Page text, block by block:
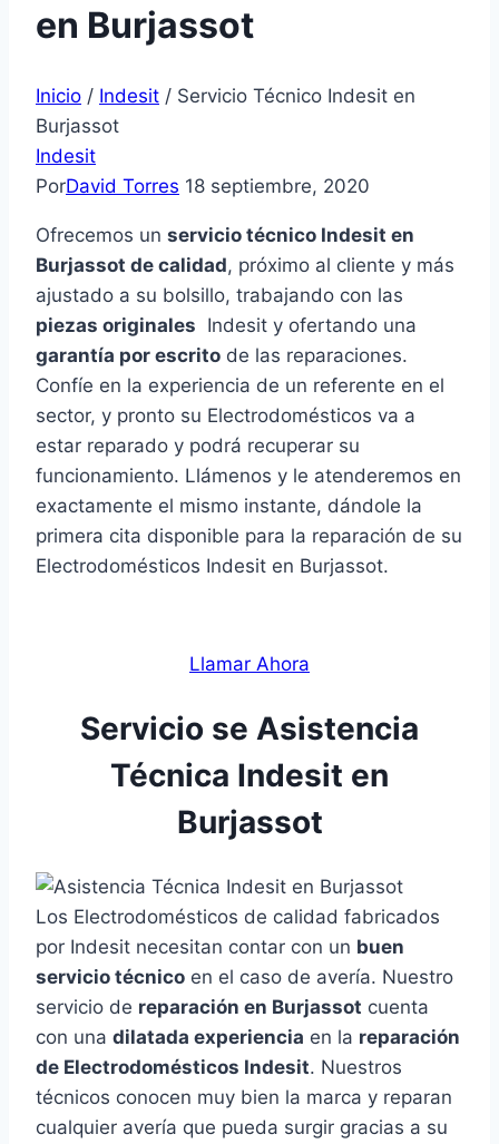
en Burjassot
Inicio / Indesit / Servicio Técnico Indesit en
Burjassot
Indesit
PorDavid Torres 18 septiembre, 2020
Ofrecemos un servicio técnico Indesit en
Burjassot de calidad, próximo al cliente y más
ajustado a su bolsillo, trabajando con las
piezas originales Indesit y ofertando una
garantía por escrito de las reparaciones.
Confíe en la experiencia de un referente en el
sector, y pronto su Electrodomésticos va a
estar reparado y podrá recuperar su
funcionamiento. Llámenos y le atenderemos en
exactamente el mismo instante, dándole la
primera cita disponible para la reparación de su
Electrodomésticos Indesit en Burjassot.
Llamar Ahora
Servicio se Asistencia
Técnica Indesit en
Burjassot
Los Electrodomésticos de calidad fabricados
por Indesit necesitan contar con un buen
servicio técnico en el caso de avería. Nuestro
servicio de reparación en Burjassot cuenta
con una dilatada experiencia en la reparación
de Electrodomésticos Indesit. Nuestros
técnicos conocen muy bien la marca y reparan
cualquier avería que pueda surgir gracias a su